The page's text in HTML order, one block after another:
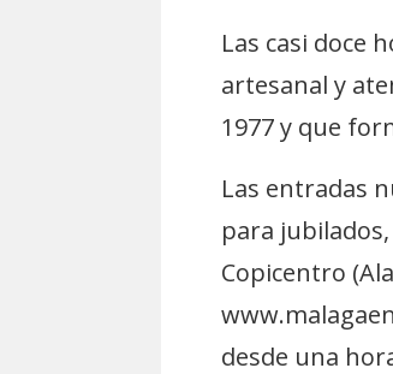
Las casi doce
artesanal y
1977 y que
Las entradas
para
Copicentro
desde una